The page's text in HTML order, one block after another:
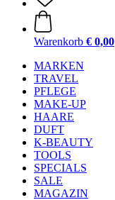
Warenkorb € 0,00
MARKEN
TRAVEL
PFLEGE
MAKE-UP
HAARE
DUFT
K-BEAUTY
TOOLS
SPECIALS
SALE
MAGAZIN